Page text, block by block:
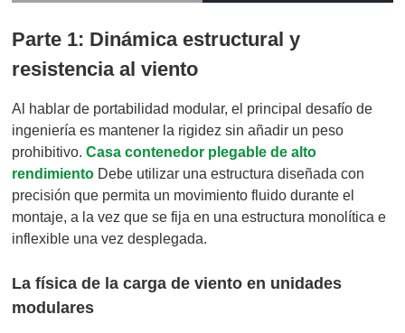
Parte 1: Dinámica estructural y
resistencia al viento
Al hablar de portabilidad modular, el principal desafío de
ingeniería es mantener la rigidez sin añadir un peso
prohibitivo.Casa contenedor plegable de alto
rendimiento Debe utilizar una estructura diseñada con
precisión que permita un movimiento fluido durante el
montaje, a la vez que se fija en una estructura monolítica e
inflexible una vez desplegada.
La física de la carga de viento en unidades
modulares